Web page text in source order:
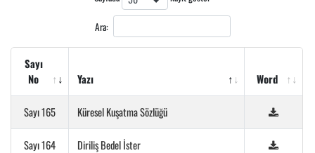
Ara:
Sayı
No
Yazı Word
Sayı 165 Küresel Kuşatma Sözlüğü
Sayı 164 Diriliş Bedel İster